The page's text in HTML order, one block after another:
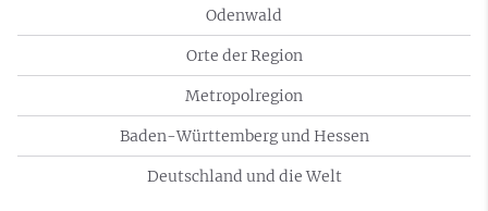
Odenwald
Orte der Region
Metropolregion
Baden-Württemberg und Hessen
Deutschland und die Welt